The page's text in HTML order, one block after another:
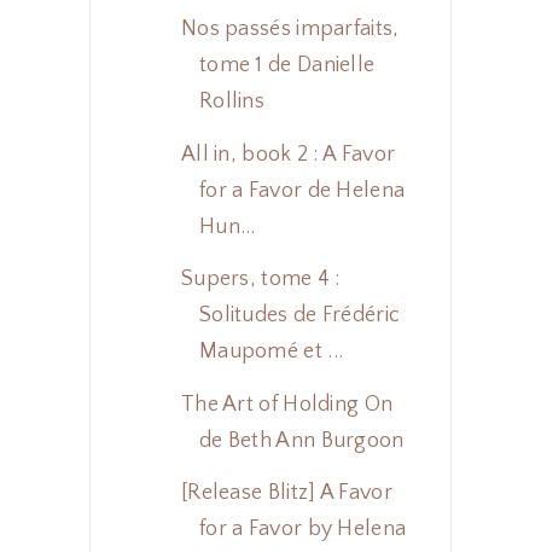
Nos passés imparfaits,
tome 1 de Danielle
Rollins
All in, book 2 : A Favor
for a Favor de Helena
Hun...
Supers, tome 4 :
Solitudes de Frédéric
Maupomé et ...
The Art of Holding On
de Beth Ann Burgoon
[Release Blitz] A Favor
for a Favor by Helena